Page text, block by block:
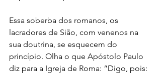
Essa soberba dos romanos, os
lacradores de Sião, com venenos na
sua doutrina, se esquecem do
princípio. Olha o que Apóstolo Paulo
diz para a Igreja de Roma: “Digo, pois: